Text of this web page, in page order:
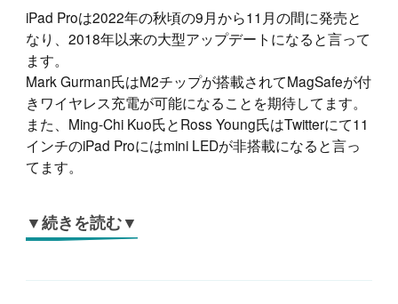
iPad Proは2022年の秋頃の9月から11月の間に発売と
なり、2018年以来の大型アップデートになると言って
ます。
Mark Gurman氏はM2チップが搭載されてMagSafeが付
きワイヤレス充電が可能になることを期待してます。
また、Ming-Chi Kuo氏とRoss Young氏はTwitterにて11
インチのiPad Proにはmini LEDが非搭載になると言っ
てます。
▼続きを読む▼